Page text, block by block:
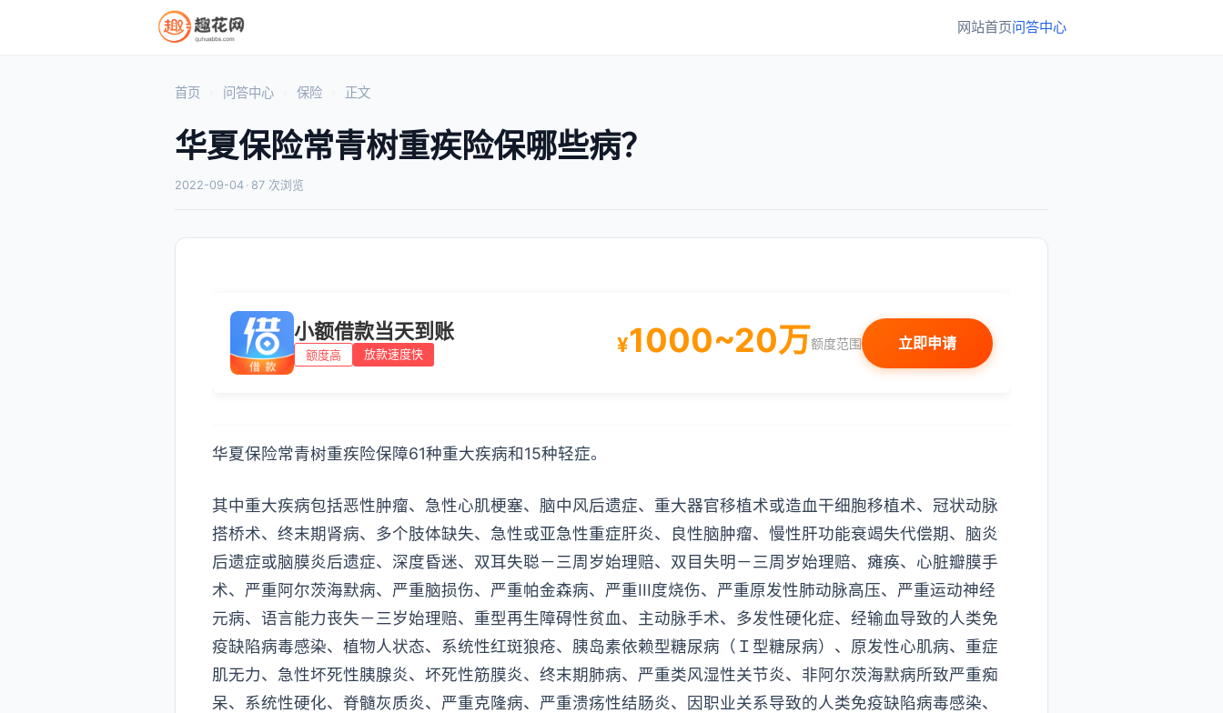
网站首页问答中心
首页 问答中心 保险 正文
华夏保险常青树重疾险保哪些病？
2022-09-04 · 87 次浏览
小额借款当天到账
额度高 放款速度快 ¥1000~20万额度范围 立即申请
华夏保险常青树重疾险保障61种重大疾病和15种轻症。
其中重大疾病包括恶性肿瘤、急性心肌梗塞、脑中风后遗症、重大器官移植术或造血干细胞移植术、冠状动脉
搭桥术、终末期肾病、多个肢体缺失、急性或亚急性重症肝炎、良性脑肿瘤、慢性肝功能衰竭失代偿期、脑炎
后遗症或脑膜炎后遗症、深度昏迷、双耳失聪－三周岁始理赔、双目失明－三周岁始理赔、瘫痪、心脏瓣膜手
术、严重阿尔茨海默病、严重脑损伤、严重帕金森病、严重III度烧伤、严重原发性肺动脉高压、严重运动神经
元病、语言能力丧失－三岁始理赔、重型再生障碍性贫血、主动脉手术、多发性硬化症、经输血导致的人类免
疫缺陷病毒感染、植物人状态、系统性红斑狼疮、胰岛素依赖型糖尿病（Ｉ型糖尿病）、原发性心肌病、重症
肌无力、急性坏死性胰腺炎、坏死性筋膜炎、终末期肺病、严重类风湿性关节炎、非阿尔茨海默病所致严重痴
呆、系统性硬化、脊髓灰质炎、严重克隆病、严重溃疡性结肠炎、因职业关系导致的人类免疫缺陷病毒感染、